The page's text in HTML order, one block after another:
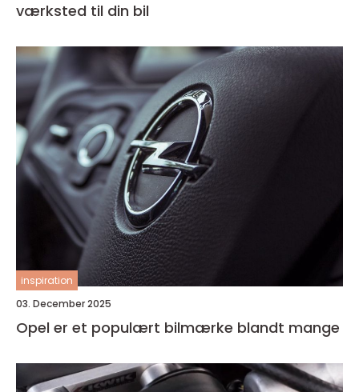
værksted til din bil
inspiration
03. December 2025
Opel er et populært bilmærke blandt mange